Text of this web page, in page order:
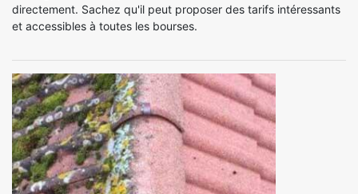
directement. Sachez qu'il peut proposer des tarifs intéressants
et accessibles à toutes les bourses.